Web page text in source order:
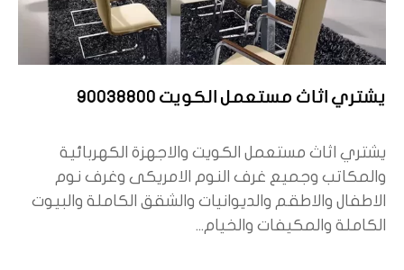
يشتري اثاث مستعمل الكويت 90038800
يشتري اثاث مستعمل الكويت والاجهزة الكهربائية
والمكاتب وجميع غرف النوم الامريكى وغرف نوم
الاطفال والاطقم والديوانيات والشقق الكاملة والبيوت
الكاملة والمكيفات والخيام...